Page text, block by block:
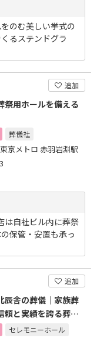
のむ美しい挙式の
るステンドグラ
追加
祭用ホールを備える
葬儀社
京メトロ 赤羽岩淵駅
は自社ビル内に葬祭
保管・安置も承っ
追加
辰舎の葬儀｜家族葬
頼と実績を誇る葬祭
セレモニーホール